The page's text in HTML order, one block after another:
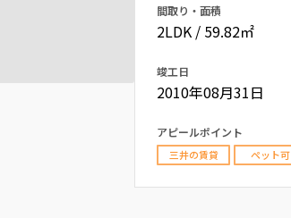
間取り・面積
2LDK / 59.82㎡
竣工日
2010年08月31日
アピールポイント
三井の賃貸 ペット可